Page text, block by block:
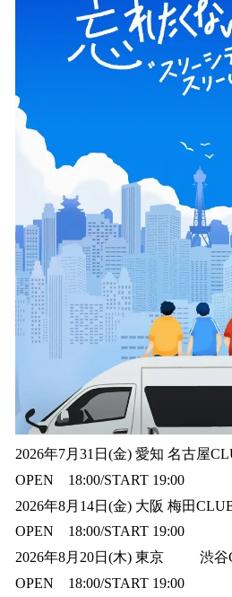
2026年7月31日(金) 愛知 名古屋
OPEN 18:00/START
2026年8月14日(金) 大阪 梅田
OPEN 18:00/START 19:00
2026年8月20日(木) 東京 渋
OPEN 18:00/START 19:00